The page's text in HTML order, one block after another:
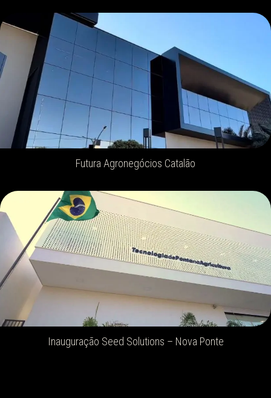
Futura Agronegócios Catalão
Inauguração Seed Solutions – Nova Ponte